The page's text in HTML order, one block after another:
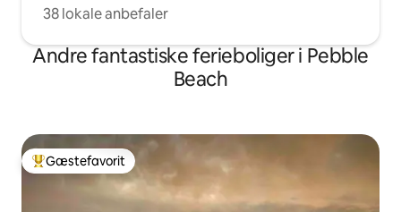
38 lokale anbefaler
Andre fantastiske ferieboliger i Pebble
Beach
Bedste gæstefavorit
Gæstefavorit